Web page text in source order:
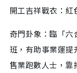
開工吉祥戰衣：紅
奇門卦象：臨「六
班，有助事業運
售業跑數人士，靠